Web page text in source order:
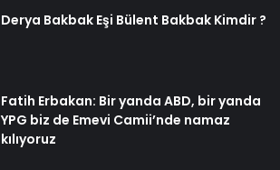
Derya Bakbak Eşi Bülent Bakbak Kimdir ?
Fatih Erbakan: Bir yanda ABD, bir yanda
YPG biz de Emevi Camii’nde namaz
kılıyoruz